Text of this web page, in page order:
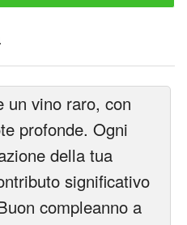
un vino raro, con
profonde. Ogni
della tua
significativo
compleanno a